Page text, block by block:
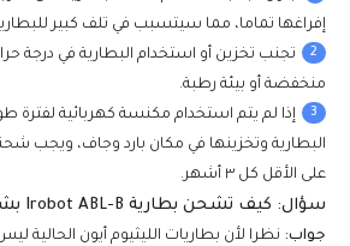
إفراغها تماما، مما سيتسبب في تلف كبير
2
تجنب تخزين أو استخدام البطارية في درجة
منخفضة أو بيئة رطبة.
3
إذا لم يتم استخدام مكنسة كهربائية لفترة
البطارية وتخزينها في مكان بارد وجاف، ويجب
على الأقل كل ٣ أشهر.
سؤال: كيف تشحن بطارية Irobot ABL-B بشكل صحيح؟
جواب: نظرا لأن بطاريات الليثيوم أيون الحالية ليس